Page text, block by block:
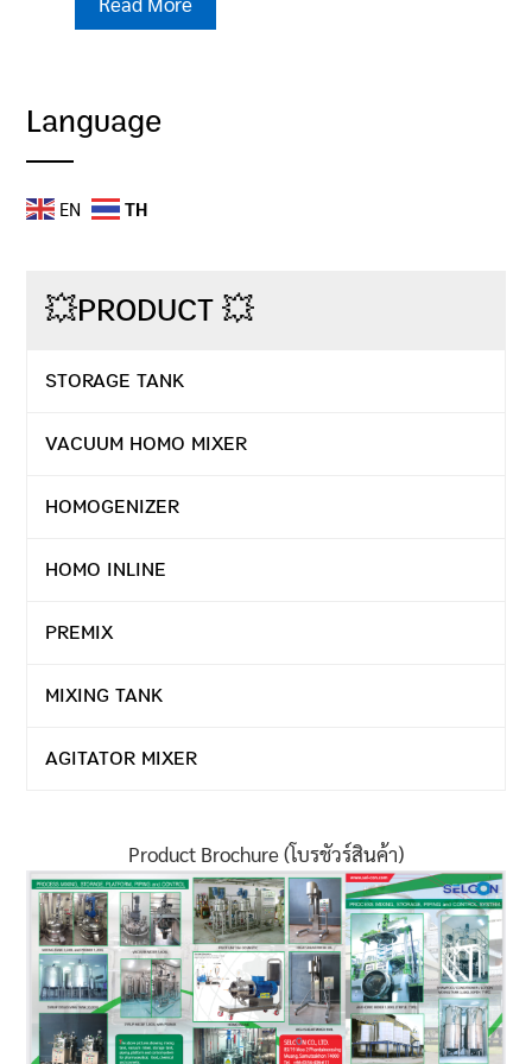
Language
EN TH
💥PRODUCT 💥
STORAGE TANK
VACUUM HOMO MIXER
HOMOGENIZER
HOMO INLINE
PREMIX
MIXING TANK
AGITATOR MIXER
Product Brochure (โบรชัวร์สินค้า)